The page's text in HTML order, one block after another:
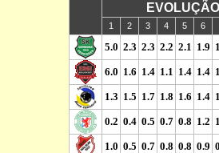
1 2 3 4 5 6
5.0 2.3 2.3 2.2 2.1 1.9
6.0 1.6 1.4 1.1 1.4 1.4
1.3 1.5 1.7 1.8 1.6 1.4
0.2 0.4 0.5 0.7 0.8 1.2
1.0 0.5 0.7 0.8 0.8 0.9